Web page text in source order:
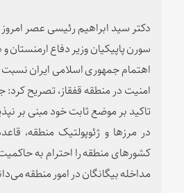
دکتر سید ابراهیم رئیسی عصر
سورن پاپیکیان وزیر دفاع ارمنستان و
اهتمام جمهوری اسلامی ایران نسبت
امنیت در منطقه قفقاز، تصریح کرد:
تاکید بر موضع ثابت خود مبنی بر
در مرزها و ژئوپولتیک منطقه،
کشورهای منطقه را احترام به
مداخله بیگانگان در امور منطقه